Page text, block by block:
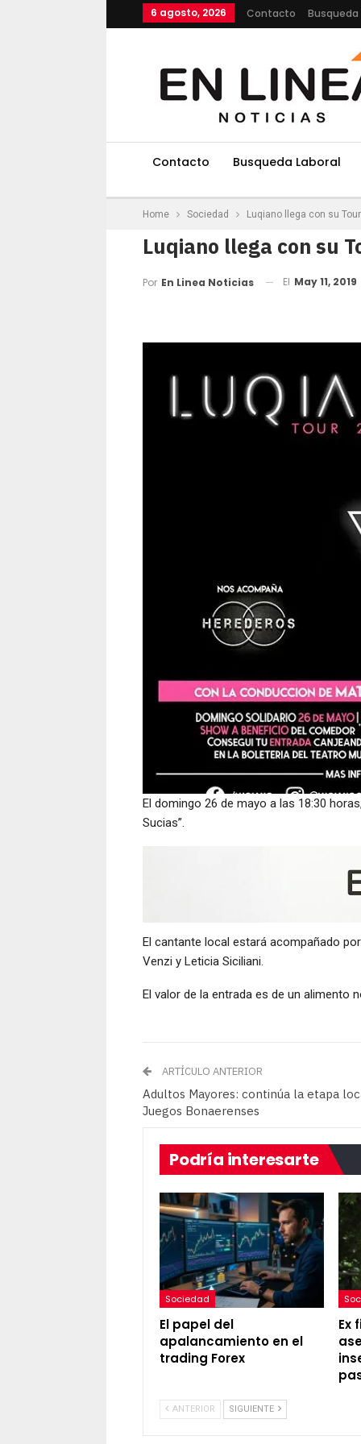
6 agosto, 2026 Contacto Busqueda
Contacto Busqueda Laboral
Home Sociedad Luqiano llega con su
Luqiano llega con su
Por En Linea Noticias El May 11, 2019
El domingo 26 de mayo a las 18:30
Sucias”.
El cantante local estará acompañado
Venzi y Leticia Siciliani.
El valor de la entrada es de un alimento
ARTÍCULO ANTERIOR
Adultos Mayores: continúa la etapa
Juegos Bonaerenses
Podría interesarte
Sociedad
El papel del
apalancamiento en el
trading Forex
Ex
ANTERIOR SIGUIENTE